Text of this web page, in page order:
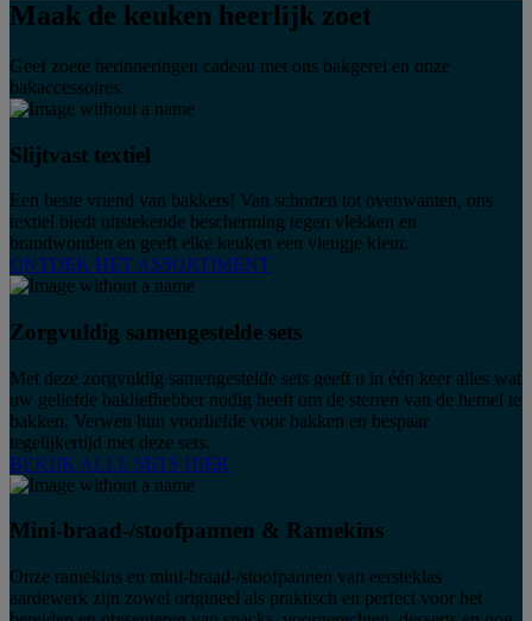
Maak de keuken heerlijk zoet
Geef zoete herinneringen cadeau met ons bakgerei en onze
bakaccessoires.
Slijtvast textiel
Een beste vriend van bakkers! Van schorten tot ovenwanten, ons
textiel biedt uitstekende bescherming tegen vlekken en
brandwonden en geeft elke keuken een vleugje kleur.
ONTDEK HET ASSORTIMENT
Zorgvuldig samengestelde sets
Met deze zorgvuldig samengestelde sets geeft u in één keer alles wat
uw geliefde bakliefhebber nodig heeft om de sterren van de hemel te
bakken. Verwen hun voorliefde voor bakken en bespaar
tegelijkertijd met deze sets.
BEKIJK ALLE SETS HIER
Mini-braad-/stoofpannen & Ramekins
Onze ramekins en mini-braad-/stoofpannen van eersteklas
aardewerk zijn zowel origineel als praktisch en perfect voor het